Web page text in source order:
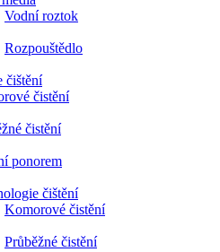
Vodní roztok
Rozpouštědlo
čištění
čistění
čistění
ponorem
čištění
Komorové čistění
Průběžné čistění